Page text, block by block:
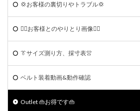
💢お客様の裏切りやトラブル💢
🙆‍♀️お客様とのやりとり画像🙆‍♂️
👔サイズ測り方、採寸表👚
ベルト装着動画&動作確認
Outlet 👜お得です👜